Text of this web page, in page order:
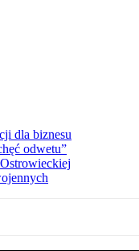
dla biznesu
odwetu”